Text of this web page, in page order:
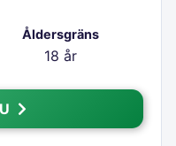
Åldersgräns
18 år